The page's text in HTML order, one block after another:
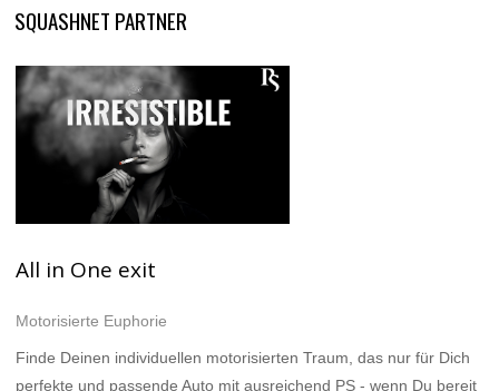
SQUASHNET PARTNER
All in One exit
Motorisierte Euphorie
Finde Deinen individuellen motorisierten Traum, das nur für Dich
perfekte und passende Auto mit ausreichend PS - wenn Du bereit